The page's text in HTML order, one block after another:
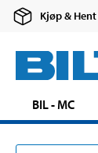
Kjøp & Hent
BIL - MC